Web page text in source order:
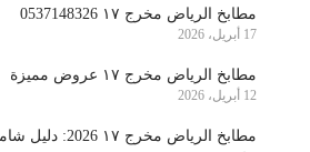
مطابخ الرياض مخرج ١٧ 0537148326
17 أبريل، 2026
مطابخ الرياض مخرج ١٧ عروض مميزة
12 أبريل، 2026
مطابخ الرياض